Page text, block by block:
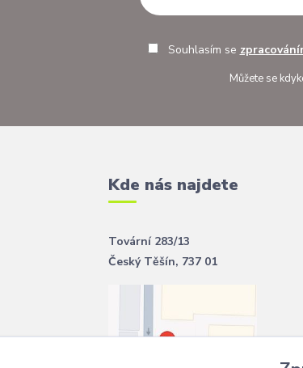
Souhlasím se
Můžete se
Kde nás najdete
Tovární 283/13
Český Těšín, 737 01